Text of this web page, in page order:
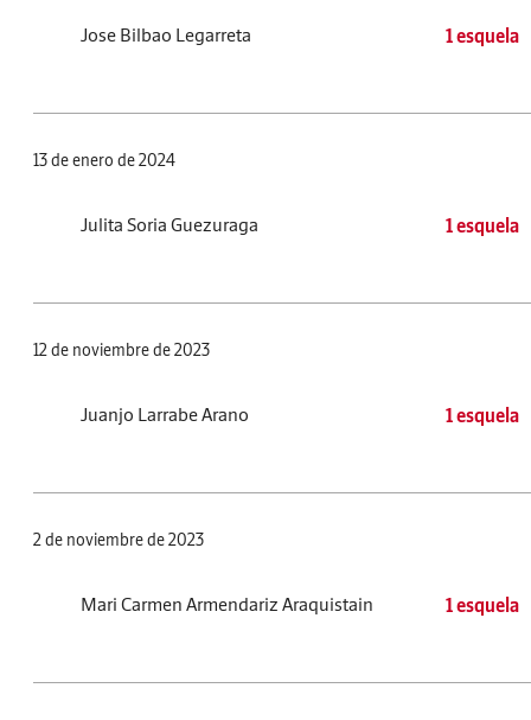
Jose Bilbao Legarreta 1 esquela
13 de enero de 2024
Julita Soria Guezuraga 1 esquela
12 de noviembre de 2023
Juanjo Larrabe Arano 1 esquela
2 de noviembre de 2023
Mari Carmen Armendariz Araquistain 1 esquela